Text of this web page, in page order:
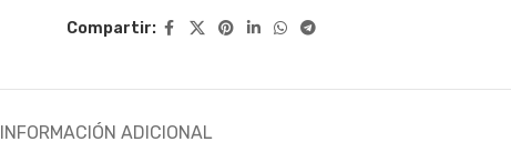
Compartir:
INFORMACIÓN ADICIONAL